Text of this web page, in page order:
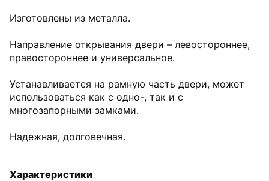
Изготовлены из металла.
Направление открывания двери – левостороннее,
правостороннее и универсальное.
Устанавливается на рамную часть двери, может
использоваться как с одно-, так и с
многозапорными замками.
Надежная, долговечная.
Характеристики